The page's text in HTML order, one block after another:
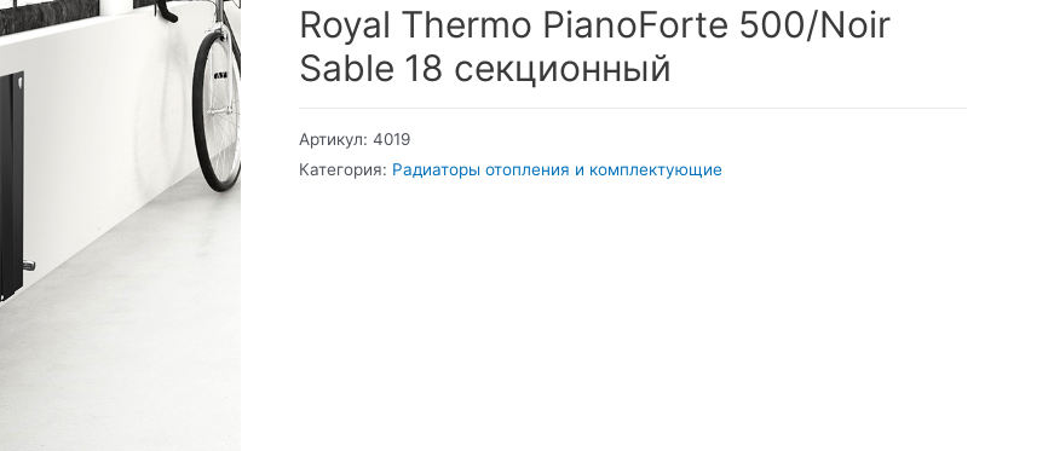
Royal Thermo PianoForte 500/Noir
Sable 18 секционный
Артикул: 4019
Категория: Радиаторы отопления и комплектующие